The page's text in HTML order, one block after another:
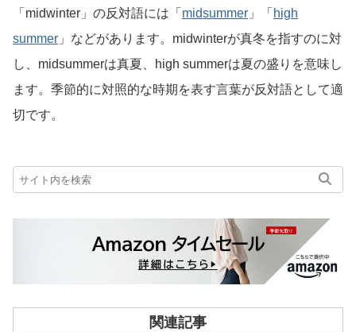
「midwinter」の反対語には「 midsummer 」「 high
summer 」などがあります。midwinterが真冬を指すのに対
し、midsummerは真夏、high summerは夏の盛りを意味し
ます。季節的に対照的な時期を表す言葉が反対語として適
切です。
関連記事